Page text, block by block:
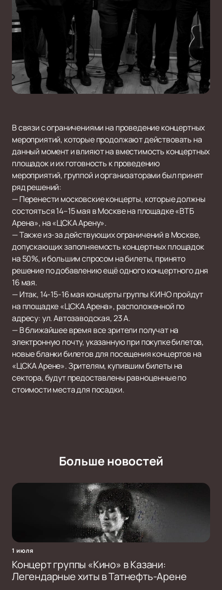
В связи с ограничениями на проведение концертных
мероприятий, которые продолжают действовать на
данный момент и влияют на вместимость концертных
площадок и их готовность к проведению
мероприятий, группой и организаторами был принят
ряд решений:
— Перенести московские концерты, которые должны
состояться 14–15 мая в Москве на площадке «ВТБ
Арена», на «ЦСКА Арену».
— Также из-за действующих ограничений в Москве,
допускающих заполняемость концертных площадок
на 50%, и большим спросом на билеты, принято
решение по добавлению ещё одного концертного дня
16 мая.
— Итак, 14-15-16 мая концерты группы КИНО пройдут
на площадке «ЦСКА Арена», расположенной по
адресу: ул. Автозаводская, 23 А.
— В ближайшее время все зрители получат на
электронную почту, указанную при покупке билетов,
новые бланки билетов для посещения концертов на
«ЦСКА Арене». Зрителям, купившим билеты на
сектора, будут предоставлены равноценные по
стоимости места для посадки.
Больше новостей
1 июля
Концерт группы «Кино» в Казани:
Легендарные хиты в Татнефть-Арене